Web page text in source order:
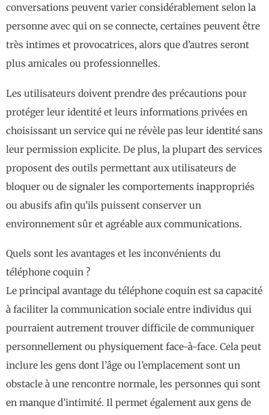
conversations peuvent varier considérablement selon la
personne avec qui on se connecte, certaines peuvent être
très intimes et provocatrices, alors que d’autres seront
plus amicales ou professionnelles.
Les utilisateurs doivent prendre des précautions pour
protéger leur identité et leurs informations privées en
choisissant un service qui ne révèle pas leur identité sans
leur permission explicite. De plus, la plupart des services
proposent des outils permettant aux utilisateurs de
bloquer ou de signaler les comportements inappropriés
ou abusifs afin qu’ils puissent conserver un
environnement sûr et agréable aux communications.
Quels sont les avantages et les inconvénients du
téléphone coquin ?
Le principal avantage du téléphone coquin est sa capacité
à faciliter la communication sociale entre individus qui
pourraient autrement trouver difficile de communiquer
personnellement ou physiquement face-à-face. Cela peut
inclure les gens dont l’âge ou l’emplacement sont un
obstacle à une rencontre normale, les personnes qui sont
en manque d’intimité. Il permet également aux gens de